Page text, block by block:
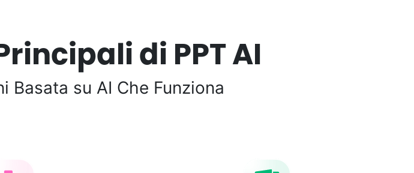
di PPT AI
Basata su AI Che Funziona